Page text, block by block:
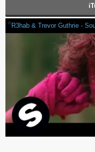
R3hab & Trevor Guthrie -